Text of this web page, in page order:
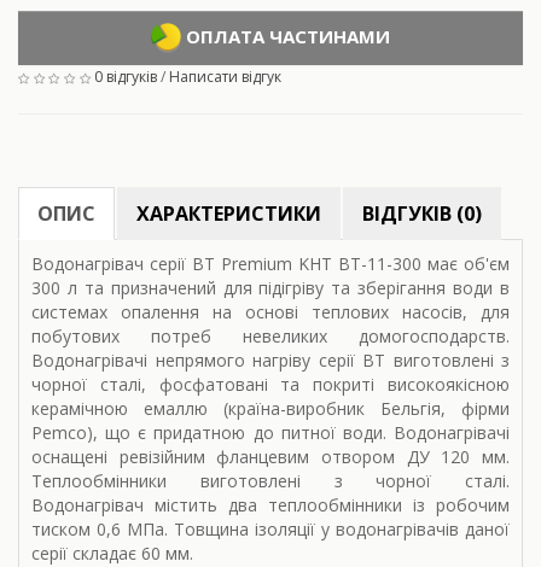
ОПЛАТА ЧАСТИНАМИ
0 відгуків/ Написати відгук
ОПИС ХАРАКТЕРИСТИКИ ВІДГУКІВ (0)
Водонагрівач серії ВТ Premium KHT BT-11-300 має об'єм
300 л та призначений для підігріву та зберігання води в
системах опалення на основі теплових насосів, для
побутових потреб невеликих домогосподарств.
Водонагрівачі непрямого нагріву серії ВТ виготовлені з
чорної сталі, фосфатовані та покриті високоякісною
керамічною емаллю (країна-виробник Бельгія, фірми
Pemco), що є придатною до питної води. Водонагрівачі
оснащені ревізійним фланцевим отвором ДУ 120 мм.
Теплообмінники виготовлені з чорної сталі.
Водонагрівач містить два теплообмінники із робочим
тиском 0,6 МПа. Товщина ізоляції у водонагрівачів даної
серії складає 60 мм.